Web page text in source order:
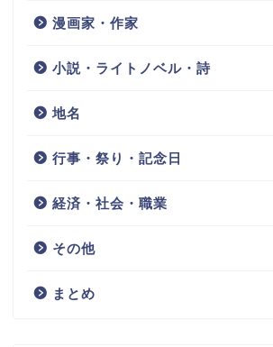
漫画家・作家
小説・ライトノベル・詩
地名
行事・祭り・記念日
経済・社会・職業
その他
まとめ